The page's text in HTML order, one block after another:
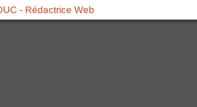
- Rédactrice Web